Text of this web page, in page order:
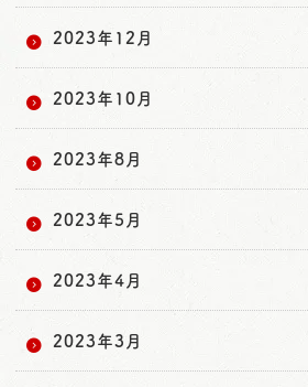
2023年12月
2023年10月
2023年8月
2023年5月
2023年4月
2023年3月